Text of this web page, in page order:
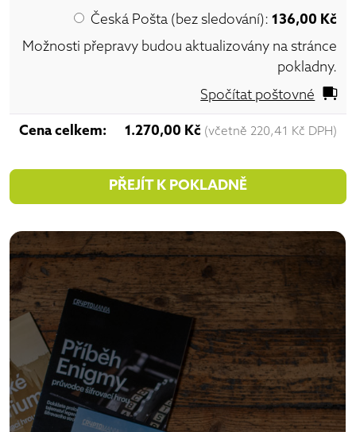
Česká Pošta (bez sledování): 136,00 Kč
Možnosti přepravy budou aktualizovány na stránce
pokladny.
Spočítat poštovné
1.270,00 Kč (včetně 220,41 Kč DPH)
PŘEJÍT K POKLADNĚ